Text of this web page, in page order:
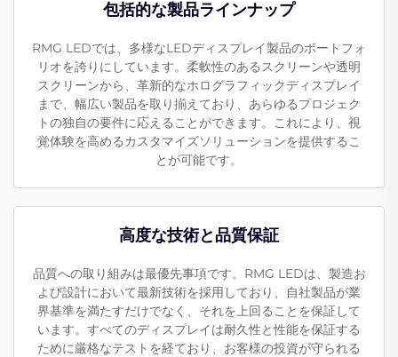
包括的な製品ラインナップ
RMG LEDでは、多様なLEDディスプレイ製品のポートフォ
リオを誇りにしています。柔軟性のあるスクリーンや透明
スクリーンから、革新的なホログラフィックディスプレイ
まで、幅広い製品を取り揃えており、あらゆるプロジェク
トの独自の要件に応えることができます。これにより、視
覚体験を高めるカスタマイズソリューションを提供するこ
とが可能です。
高度な技術と品質保証
品質への取り組みは最優先事項です。RMG LEDは、製造お
よび設計において最新技術を採用しており、自社製品が業
界基準を満たすだけでなく、それを上回ることを保証して
います。すべてのディスプレイは耐久性と性能を保証する
ために厳格なテストを経ており、お客様の投資が守られる